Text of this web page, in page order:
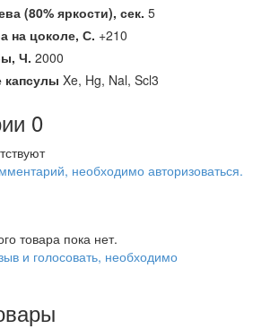
(80% яркости), сек. 5
на цоколе, С. +210
Ч. 2000
капсулы Xe, Hg, Nal, Scl3
0
необходимо авторизоваться.
товара пока нет.
и голосовать, необходимо